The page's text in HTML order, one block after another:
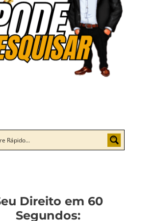
Direito em 60
Segundos: